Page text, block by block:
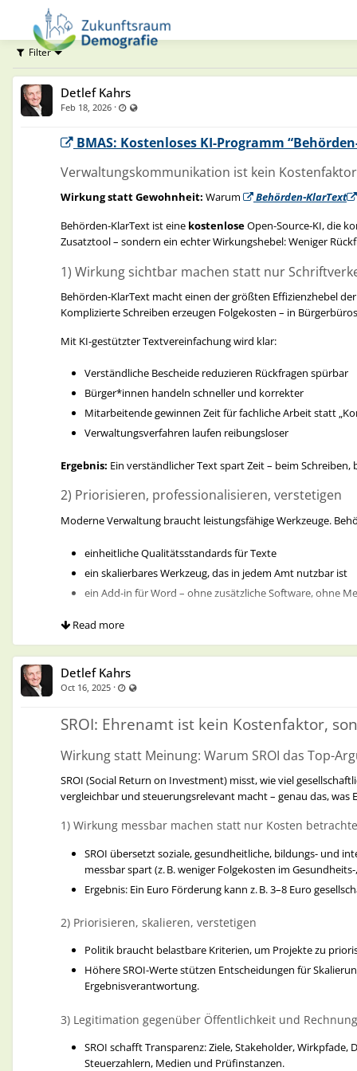
Filter
Detlef Kahrs
Feb 18, 2026 · Last updated Feb 18, 2026 - 12:07 PM
BMAS: Kostenloses KI-Programm
Verwaltungskommunikation ist kein
Wirkung statt Gewohnheit: Warum Behörden‑KlarText
Behörden‑KlarText ist eine kostenloseOpen‑Source‑KI, die
Zusatztool – sondern ein echter Wirkungshebel: Weniger
1) Wirkung sichtbar machen statt nur
Behörden‑KlarText macht einen der größten Effizienzhebel
Komplizierte Schreiben erzeugen Folgekosten – in
Mit KI‑gestützter Textvereinfachung wird klar:
Verständliche Bescheide reduzieren Rückfragen spürbar
Bürger*innen handeln schneller und korrekter
Mitarbeitende gewinnen Zeit für fachliche Arbeit statt
Verwaltungsverfahren laufen reibungsloser
Ergebnis: Ein verständlicher Text spart Zeit – beim
2) Priorisieren, professionalisieren, verstetigen
Moderne Verwaltung braucht leistungsfähige Werkzeuge.
einheitliche Qualitätsstandards für Texte
ein skalierbares Werkzeug, das in jedem Amt nutzbar ist
ein Add‑in für Word – ohne zusätzliche Software, ohne
Damit wird Verständlichkeit nicht mehr vom „Einzelfall“ oder
3) Legitimation gegenüber Öffentlichkeit, Politik
Klar formulierte Schreiben wirken — nach innen und außen. Sie
Bürgernähe
Qualitätsbewusstsein
Ein Satz wie
„Wir setzen KI ein, damit Sie schneller verstehen, was
ist kommunikativ stark, modern und anschlussfähig.
4) Wirkung über Ressortgrenzen hinweg
Verständliche Kommunikation wirktüberall:
Sozialamt → weniger Rückfragen & Missverständnisse
Bauamt → schnellere Verfahren
Jugendhilfe → höhere Verständlichkeit für Familien
Wirtschaftsförderung → klarere Informationen für
5) Risiko- und Investitionslogik: Verständlichkeit
Read more
Detlef Kahrs
Oct 16, 2025 · Last updated Oct 16, 2025 - 8:27 AM
SROI: Ehrenamt ist kein Kostenfaktor,
Wirkung statt Meinung: Warum SROI das Top-
SROI (Social Return on Investment) misst, wie viel
vergleichbar und steuerungsrelevant macht – genau das, was
1) Wirkung messbar machen statt nur Kosten
SROI übersetzt soziale, gesundheitliche, bildungs- und
messbar spart (z. B. weniger Folgekosten im
Ergebnis: Ein Euro Förderung kann z. B. 3–8 Euro
2) Priorisieren, skalieren, verstetigen
Politik braucht belastbare Kriterien, um Projekte zu
Höhere SROI-Werte stützen Entscheidungen für
Ergebnisverantwortung.
3) Legitimation gegenüber Öffentlichkeit und
SROI schafft Transparenz: Ziele, Stakeholder,
Steuerzahlern, Medien und Prüfinstanzen.